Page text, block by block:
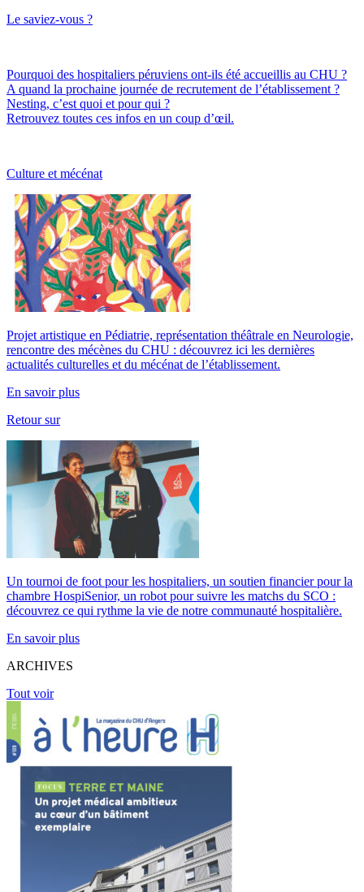
Le saviez-vous ?
Pourquoi des hospitaliers péruviens ont-ils été accueillis au CHU ?
A quand la prochaine journée de recrutement de l’établissement ?
Nesting, c’est quoi et pour qui ?
Retrouvez toutes ces infos en un coup d’œil.
Culture et mécénat
Projet artistique en Pédiatrie, représentation théâtrale en Neurologie,
rencontre des mécènes du CHU : découvrez ici les dernières
actualités culturelles et du mécénat de l’établissement.
En savoir plus
Retour sur
Un tournoi de foot pour les hospitaliers, un soutien financier pour la
chambre HospiSenior, un robot pour suivre les matchs du SCO :
découvrez ce qui rythme la vie de notre communauté hospitalière.
En savoir plus
ARCHIVES
Tout voir